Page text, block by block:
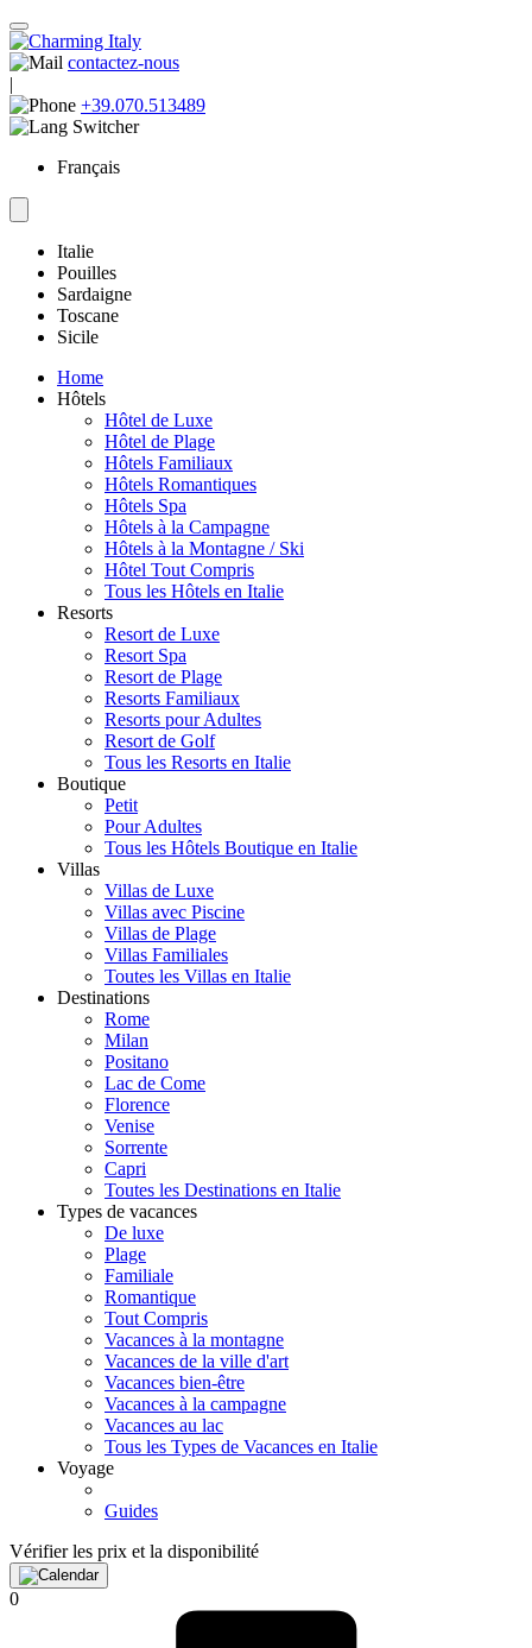
contactez-nous
|
+39.070.513489
Français
Italie
Pouilles
Sardaigne
Toscane
Sicile
Home
Hôtels
Hôtel de Luxe
Hôtel de Plage
Hôtels Familiaux
Hôtels Romantiques
Hôtels Spa
Hôtels à la Campagne
Hôtels à la Montagne / Ski
Hôtel Tout Compris
Tous les Hôtels en Italie
Resorts
Resort de Luxe
Resort Spa
Resort de Plage
Resorts Familiaux
Resorts pour Adultes
Resort de Golf
Tous les Resorts en Italie
Boutique
Petit
Pour Adultes
Tous les Hôtels Boutique en Italie
Villas
Villas de Luxe
Villas avec Piscine
Villas de Plage
Villas Familiales
Toutes les Villas en Italie
Destinations
Rome
Milan
Positano
Lac de Come
Florence
Venise
Sorrente
Capri
Toutes les Destinations en Italie
Types de vacances
De luxe
Plage
Familiale
Romantique
Tout Compris
Vacances à la montagne
Vacances de la ville d'art
Vacances bien-être
Vacances à la campagne
Vacances au lac
Tous les Types de Vacances en Italie
Voyage
Guides
Vérifier les prix et la disponibilité
0